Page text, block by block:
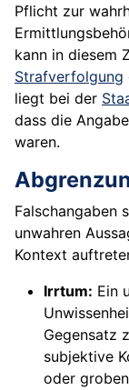
Pflicht zur
kann in diesem
Strafverfolgung
liegt bei der
dass die
waren.
Falschangaben
unwahren
Kontext
Irrtum: Ein
Gegensatz
subjektive
oder